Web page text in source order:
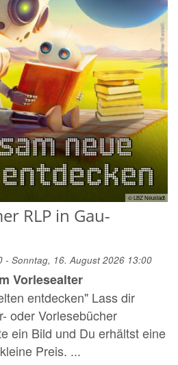
© LBZ Neustadt
RLP in Gau-
- Sonntag, 16. August 2026 13:00
Vorlesealter
entdecken" Lass dir
oder Vorlesebücher
ein Bild und Du erhältst eine
Preis. ...